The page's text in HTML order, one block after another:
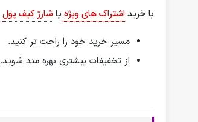
با خرید اشتراک های ویژه یا شارژ کیف پول
مسیر خرید خود را راحت تر کنید.
از تخفیفات بیشتری بهره مند شوید.